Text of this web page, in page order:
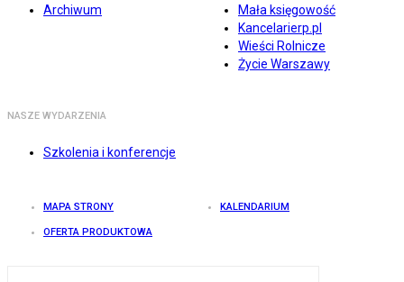
Archiwum
Mała księgowość
Kancelarierp.pl
Wieści Rolnicze
Życie Warszawy
NASZE WYDARZENIA
Szkolenia i konferencje
MAPA STRONY KALENDARIUM
OFERTA PRODUKTOWA